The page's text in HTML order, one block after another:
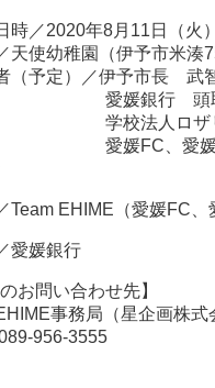
時／2020年8月11日（
天使幼稚園（伊予市米湊
（予定）／伊予市長 武
銀行 頭取 西
人ロザリオ学園
、愛媛マンダリン
Team EHIME（愛媛FC
愛媛銀行
のお問い合わせ先】
事務局（星企画株式
956-3555